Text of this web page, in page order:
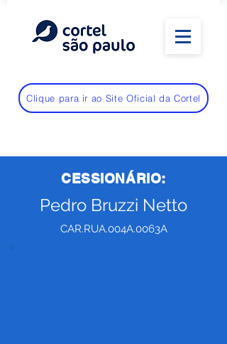
Clique para ir ao Site Oficial da Cortel
CESSIONÁRIO:
Pedro Bruzzi Netto
CAR.RUA.004A.0063A